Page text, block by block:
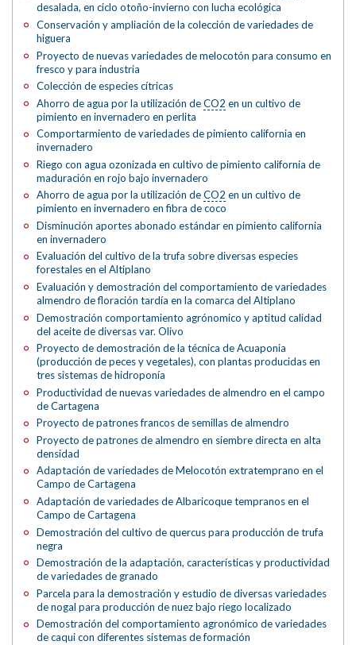
desalada, en ciclo otoño-invierno con lucha ecológica
Conservación y ampliación de la colección de variedades de
higuera
Proyecto de nuevas variedades de melocotón para consumo en
fresco y para industria
Colección de especies cítricas
Ahorro de agua por la utilización deCO2 en un cultivo de
pimiento en invernadero en perlita
Comportarmiento de variedades de pimiento california en
invernadero
Riego con agua ozonizada en cultivo de pimiento california de
maduración en rojo bajo invernadero
Ahorro de agua por la utilización deCO2 en un cultivo de
pimiento en invernadero en fibra de coco
Disminución aportes abonado estándar en pimiento california
en invernadero
Evaluación del cultivo de la trufa sobre diversas especies
forestales en el Altiplano
Evaluación y demostración del comportamiento de variedades
almendro de floración tardía en la comarca del Altiplano
Demostración comportamiento agrónomico y aptitud calidad
del aceite de diversas var. Olivo
Proyecto de demostración de la técnica de Acuaponia
(producción de peces y vegetales), con plantas producidas en
tres sistemas de hidroponía
Productividad de nuevas variedades de almendro en el campo
de Cartagena
Proyecto de patrones francos de semillas de almendro
Proyecto de patrones de almendro en siembre directa en alta
densidad
Adaptación de variedades de Melocotón extratemprano en el
Campo de Cartagena
Adaptación de variedades de Albaricoque tempranos en el
Campo de Cartagena
Demostración del cultivo de quercus para producción de trufa
negra
Demostración de la adaptación, características y productividad
de variedades de granado
Parcela para la demostración y estudio de diversas variedades
de nogal para producción de nuez bajo riego localizado
Demostración del comportamiento agronómico de variedades
de caqui con diferentes sistemas de formación